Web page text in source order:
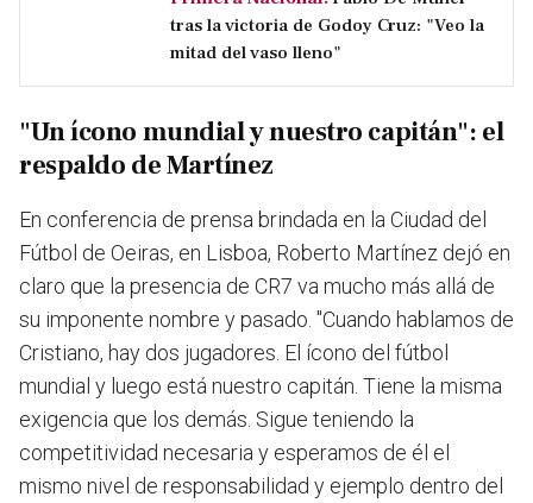
tras la victoria de Godoy Cruz: "Veo la
mitad del vaso lleno"
"Un ícono mundial y nuestro capitán": el
respaldo de Martínez
En conferencia de prensa brindada en la Ciudad del
Fútbol de Oeiras, en Lisboa, Roberto Martínez dejó en
claro que la presencia de CR7 va mucho más allá de
su imponente nombre y pasado. "Cuando hablamos de
Cristiano, hay dos jugadores. El ícono del fútbol
mundial y luego está nuestro capitán. Tiene la misma
exigencia que los demás. Sigue teniendo la
competitividad necesaria y esperamos de él el
mismo nivel de responsabilidad y ejemplo dentro del